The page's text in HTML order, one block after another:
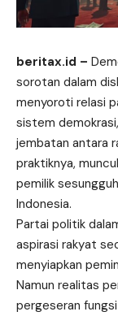
beritax.id –
sorotan dalam
menyoroti relasi
sistem
jembatan antara
praktiknya,
pemilik
Indonesia.
Partai politik
aspirasi rakyat
menyiapkan
Namun realitas
pergeseran